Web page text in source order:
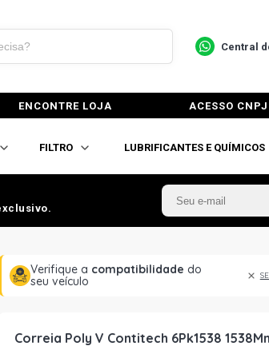
Central
ENCONTRE LOJA ACESSO CNPJ
FILTRO LUBRIFICANTES E QUÍMICOS
Verifique a compatibilidade do
seu veículo
Correia Poly V Contitech 6Pk1538